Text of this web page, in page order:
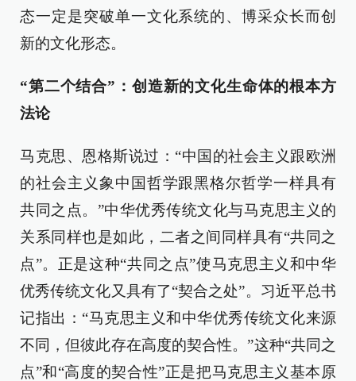
态一定是突破单一文化系统的、博采众长而创
新的文化形态。
“第二个结合”：创造新的文化生命体的根本方
法论
马克思、恩格斯说过：“中国的社会主义跟欧洲
的社会主义象中国哲学跟黑格尔哲学一样具有
共同之点。”中华优秀传统文化与马克思主义的
关系同样也是如此，二者之间同样具有“共同之
点”。正是这种“共同之点”使马克思主义和中华
优秀传统文化又具有了“契合之处”。习近平总书
记指出：“马克思主义和中华优秀传统文化来源
不同，但彼此存在高度的契合性。”这种“共同之
点”和“高度的契合性”正是把马克思主义基本原